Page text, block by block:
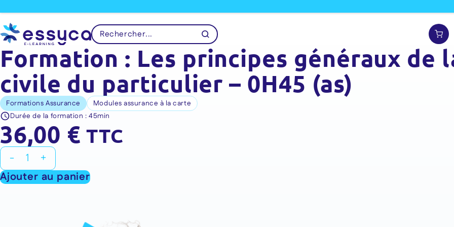
Formation : Les principes généraux de
civile du particulier – 0H45 (as)
Formations Assurance
Modules assurance à la carte
Durée de la formation :45min
36,00 € TTC
-
quantité
de
Formation
+
Ajouter au panier